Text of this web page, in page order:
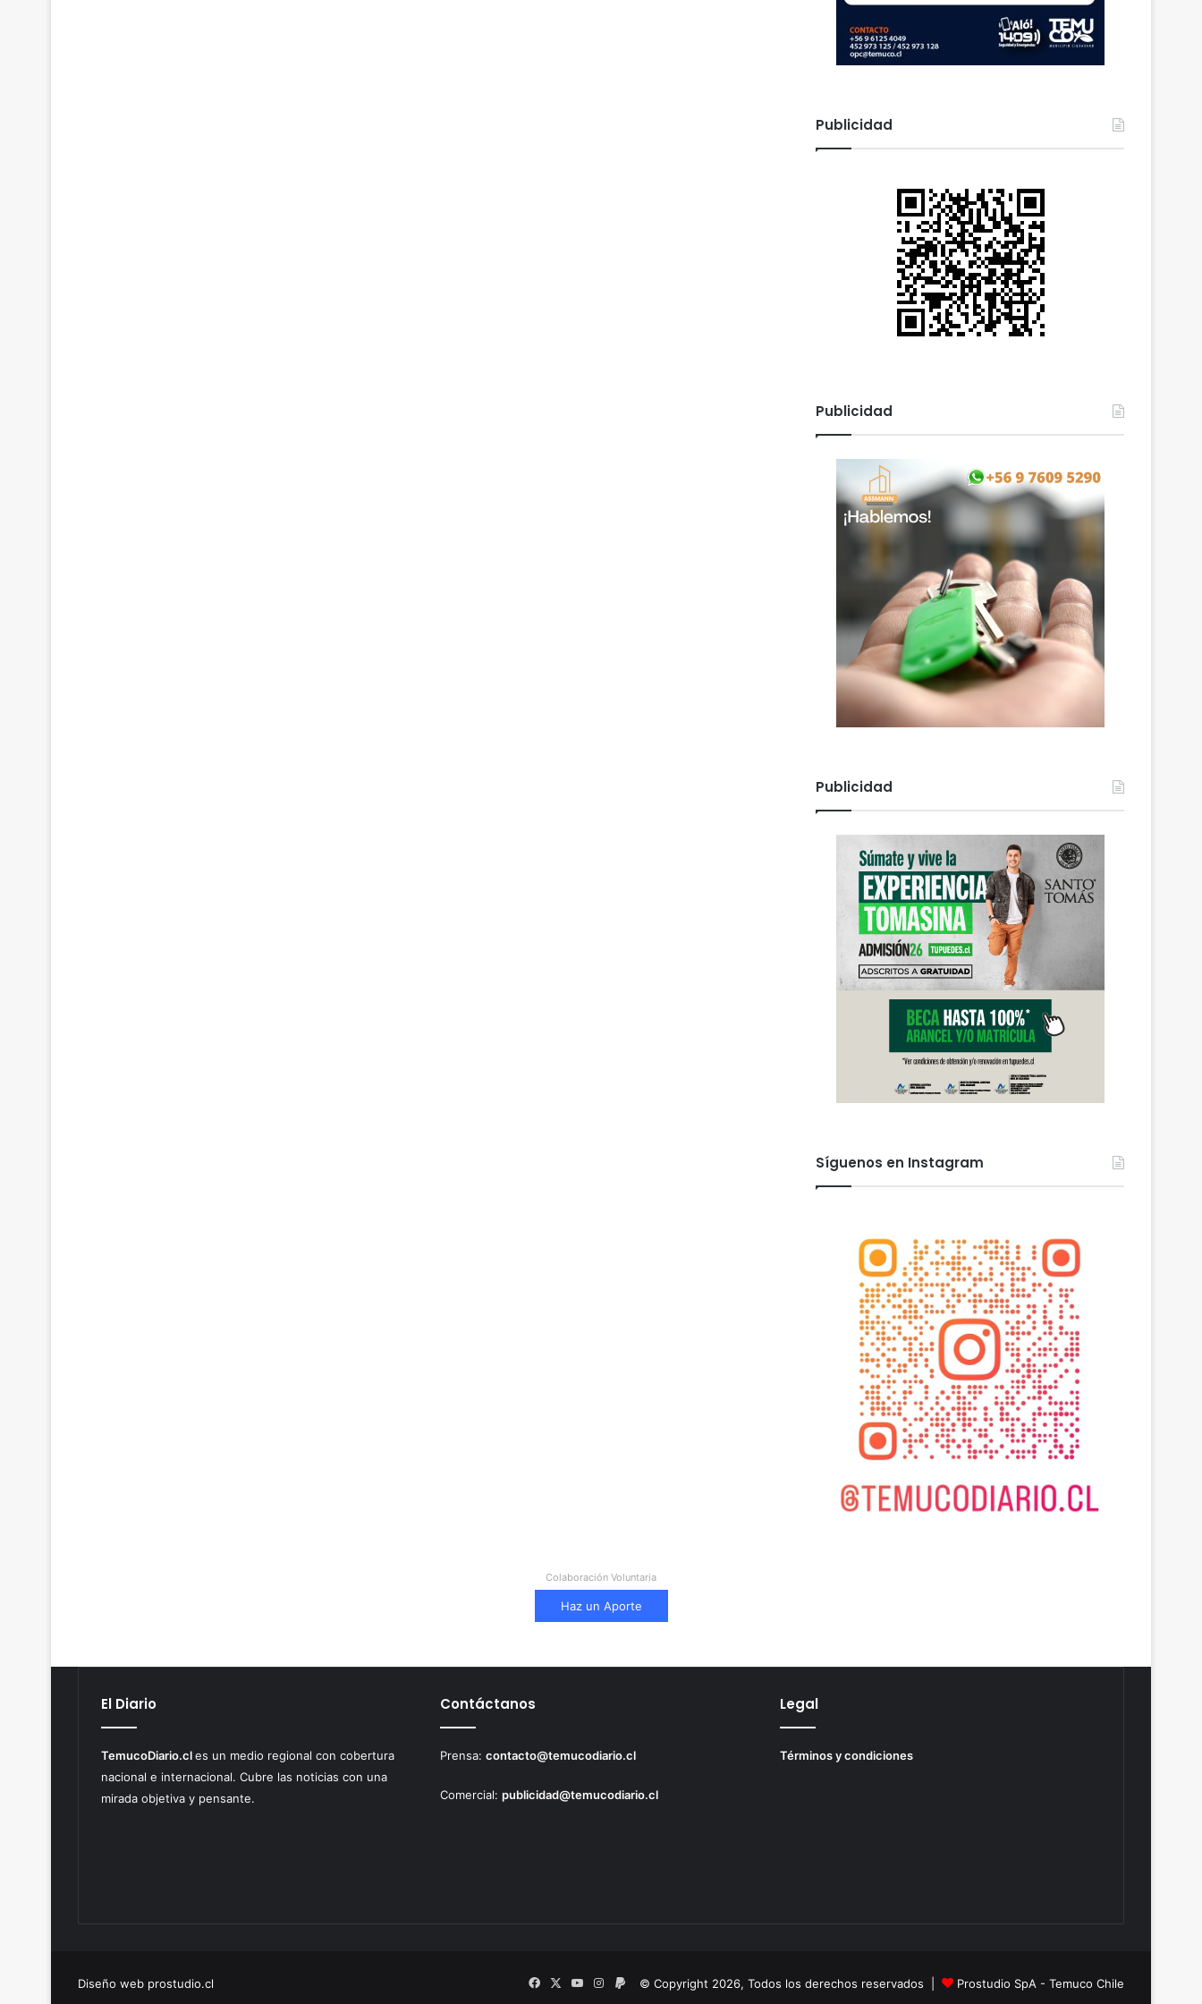
Publicidad
Publicidad
Publicidad
Síguenos en Instagram
Colaboración Voluntaria
Haz un Aporte
El Diario
TemucoDiario.cles un medio regional con cobertura
nacional e internacional. Cubre las noticias con una
mirada objetiva y pensante.
Contáctanos
Prensa:contacto@temucodiario.cl
Comercial:publicidad@temucodiario.cl
Legal
Términos y condiciones
Diseño web prostudio.cl © Copyright 2026, Todos los derechos reservados | Prostudio SpA - Temuco Chile
FacebookYouTubeInstagram
PayPal